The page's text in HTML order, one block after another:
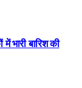
भारी बारिश की